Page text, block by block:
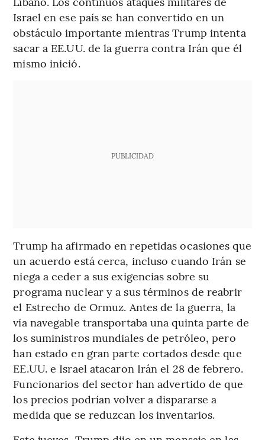
Israel en ese país se han convertido en un
obstáculo importante mientras Trump intenta
sacar a EE.UU. de la guerra contra Irán que él
mismo inició.
PUBLICIDAD
Trump ha afirmado en repetidas ocasiones que
un acuerdo está cerca, incluso cuando Irán se
niega a ceder a sus exigencias sobre su
programa nuclear y a sus términos de reabrir
el Estrecho de Ormuz. Antes de la guerra, la
vía navegable transportaba una quinta parte de
los suministros mundiales de petróleo, pero
han estado en gran parte cortados desde que
EE.UU. e Israel atacaron Irán el 28 de febrero.
Funcionarios del sector han advertido de que
los precios podrían volver a dispararse a
medida que se reduzcan los inventarios.